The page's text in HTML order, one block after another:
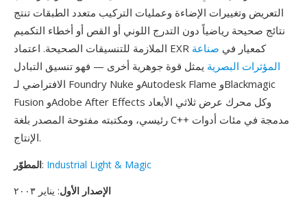
التعريض وتغييرات الإضاءة وعمليات التركيب متعدد الطبقات تنتج
نتائج صحيحة رياضياً دون التدرج اللوني أو القص أو أخطاء التكميم
الملازمة للتنسيقات الصحيحة. اعتماد EXR كمعيار في صناعة
المؤثرات البصرية يمثل قوة جوهرية أخرى — فهو تنسيق التبادل
الافتراضي لـ Foundry Nuke وAutodesk Flame وBlackmagic
Fusion وAdobe After Effects وكل محرك عرض ثلاثي الأبعاد
رئيسي، ومكتبته مفتوحة المصدر بلغة C++ مدمجة في مئات أدوات
الإنتاج.
المطوّر: Industrial Light & Magic
الإصدار الأول: يناير ٢٠٠٣